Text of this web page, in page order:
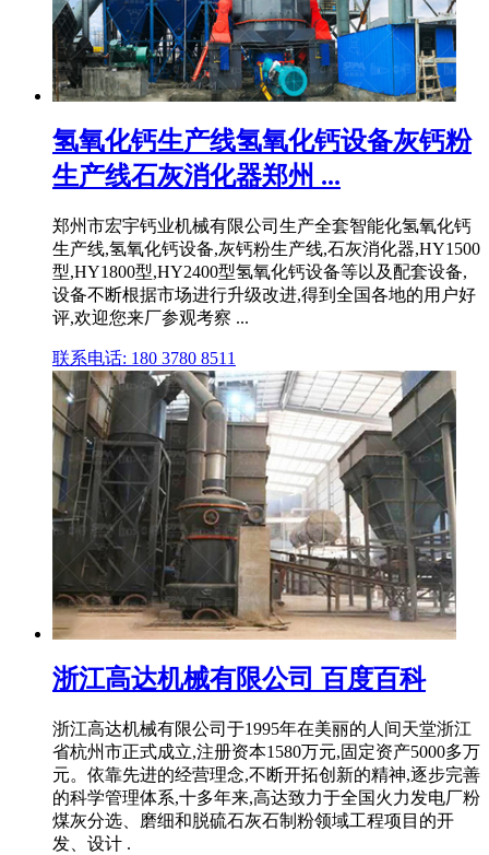
氢氧化钙生产线氢氧化钙设备灰钙粉
生产线石灰消化器郑州 ...
郑州市宏宇钙业机械有限公司生产全套智能化氢氧化钙
生产线,氢氧化钙设备,灰钙粉生产线,石灰消化器,HY1500
型,HY1800型,HY2400型氢氧化钙设备等以及配套设备,
设备不断根据市场进行升级改进,得到全国各地的用户好
评,欢迎您来厂参观考察 ...
联系电话: 180 3780 8511
浙江高达机械有限公司 百度百科
浙江高达机械有限公司于1995年在美丽的人间天堂浙江
省杭州市正式成立,注册资本1580万元,固定资产5000多万
元。依靠先进的经营理念,不断开拓创新的精神,逐步完善
的科学管理体系,十多年来,高达致力于全国火力发电厂粉
煤灰分选、磨细和脱硫石灰石制粉领域工程项目的开
发、设计 .